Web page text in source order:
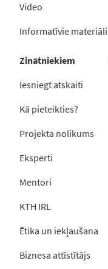
Video
Informatīvie materiāli
Zinātniekiem
Iesniegt atskaiti
Kā pieteikties?
Projekta nolikums
Eksperti
Mentori
KTH IRL
Ētika un iekļaušana
Biznesa attīstītājs